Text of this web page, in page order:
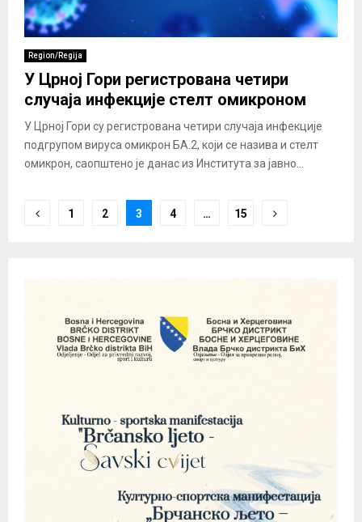
Region/Regija
У Црној Гори регистрована четири
случаја инфекције стелт омикроном
У Црној Гори су регистрована четири случаја инфекције
подгрупом вируса омикрон БА.2, који се назива и стелт
омикрон, саопштено је данас из Института за јавно...
Posts
1 2 3 4 … 15